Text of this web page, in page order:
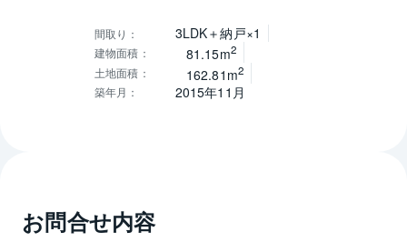
山万ユーカリが丘線「ユーカリが丘」駅 徒歩14分
間取り ： 3LDK＋納戸×1
建物面積 ： 81.15m2
土地面積 ： 162.81m2
築年月 ： 2015年11月
お問合せ内容